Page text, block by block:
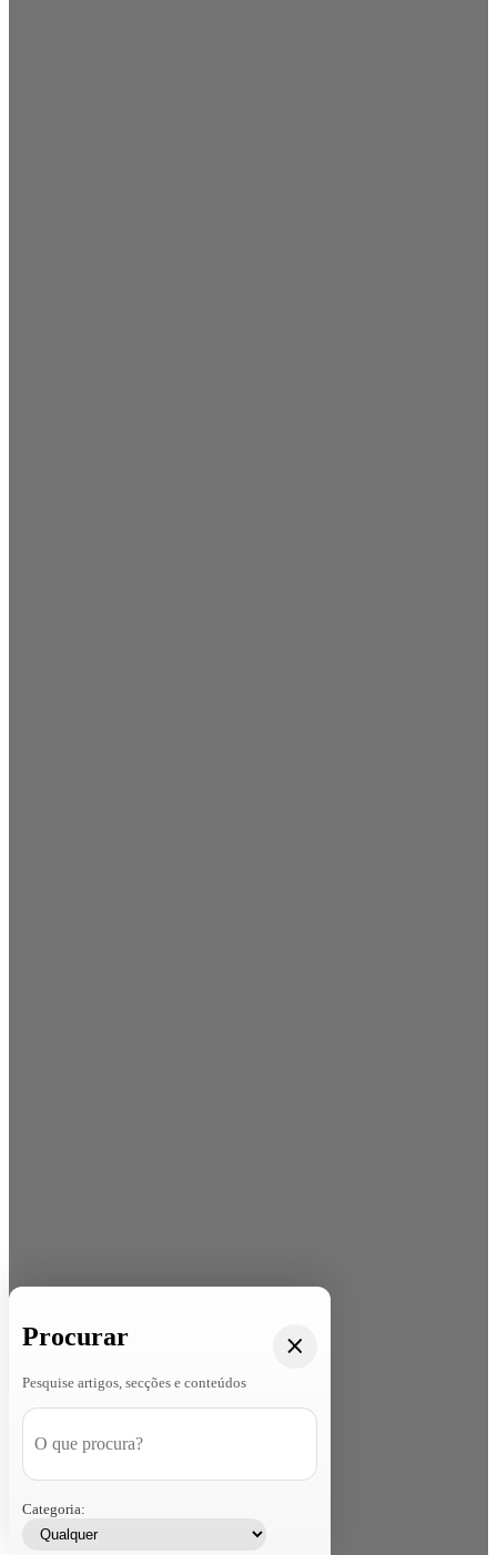
Procurar
Pesquise artigos, secções e conteúdos
Categoria: